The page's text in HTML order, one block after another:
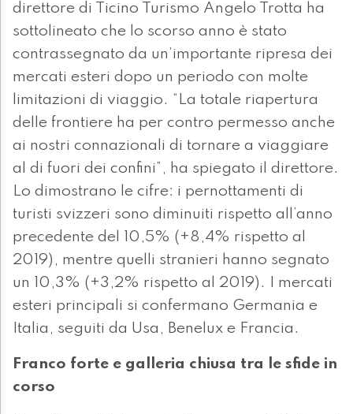
direttore di Ticino Turismo Angelo Trotta ha
sottolineato che lo scorso anno è stato
contrassegnato da un’importante ripresa dei
mercati esteri dopo un periodo con molte
limitazioni di viaggio. “La totale riapertura
delle frontiere ha per contro permesso anche
ai nostri connazionali di tornare a viaggiare
al di fuori dei confini”, ha spiegato il direttore.
Lo dimostrano le cifre: i pernottamenti di
turisti svizzeri sono diminuiti rispetto all’anno
precedente del 10,5% (+8,4% rispetto al
2019), mentre quelli stranieri hanno segnato
un 10,3% (+3,2% rispetto al 2019). I mercati
esteri principali si confermano Germania e
Italia, seguiti da Usa, Benelux e Francia.
Franco forte e galleria chiusa tra le sfide in
corso